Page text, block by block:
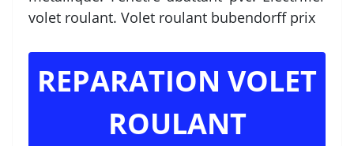
volet roulant. Volet roulant bubendorff prix
REPARATION VOLET
ROULANT